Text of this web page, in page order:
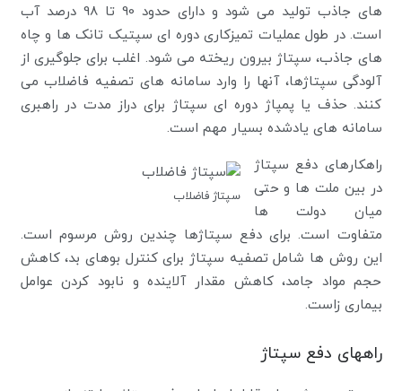
های جاذب تولید می شود و دارای حدود 90 تا 98 درصد آب
است. در طول عملیات تمیزکاری دوره ای سپتیک تانک ها و چاه
های جاذب، سپتاژ بیرون ریخته می شود. اغلب برای جلوگیری از
آلودگی سپتاژها، آنها را وارد سامانه های تصفیه فاضلاب می
کنند. حذف یا پمپاژ دوره ای سپتاژ برای دراز مدت در راهبری
سامانه های یادشده بسیار مهم است.
سپتاژ فاضلاب
راهکارهای دفع سپتاژ
در بین ملت ها و حتی
میان دولت ها
متفاوت است. برای دفع سپتاژها چندین روش مرسوم است.
این روش ها شامل تصفیه سپتاژ برای کنترل بوهای بد، کاهش
حجم مواد جامد، کاهش مقدار آلاینده و نابود کردن عوامل
بیماری زاست.
راههای دفع سپتاژ